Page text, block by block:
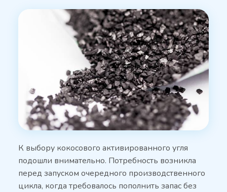
К выбору кокосового активированного угля
подошли внимательно. Потребность возникла
перед запуском очередного производственного
цикла, когда требовалось пополнить запас без